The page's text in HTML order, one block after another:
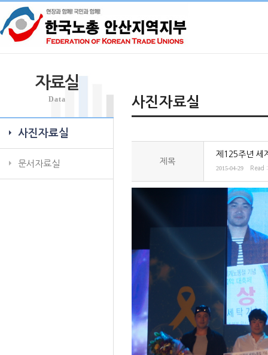
자료실
Data
사진자료실
문서자료실
사진자료실
제목
제125주년 세
2015-04-29 Read